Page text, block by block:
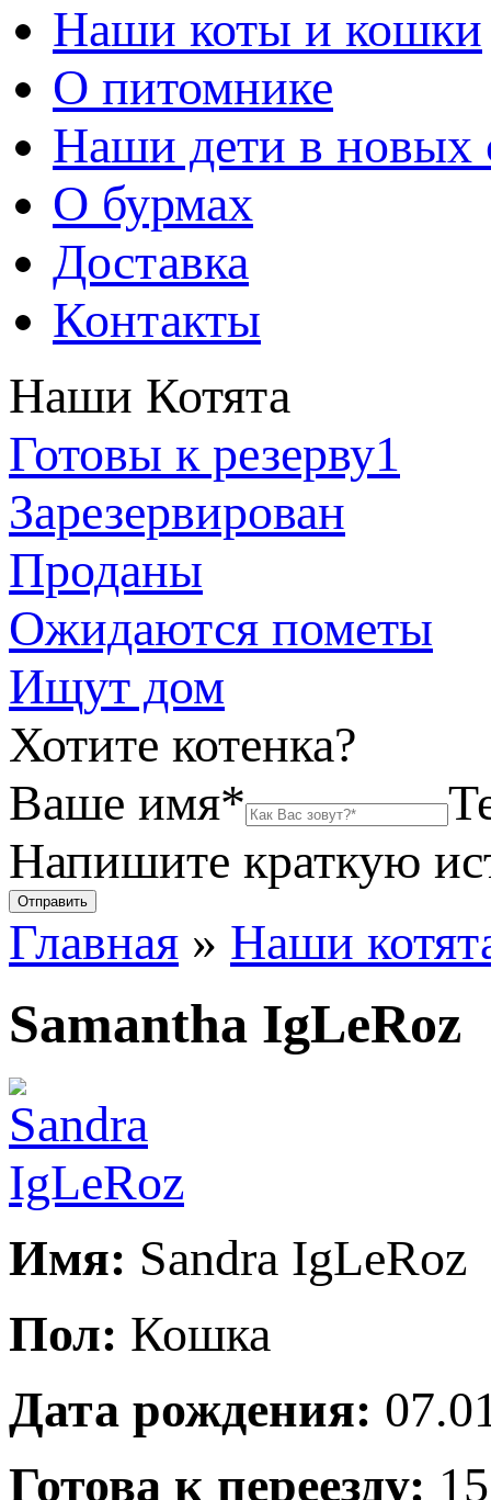
Наши коты и кошки
О питомнике
Наши дети в новых
О бурмах
Доставка
Контакты
Наши Котята
Готовы к резерву1
Зарезервирован
Проданы
Ожидаются пометы
Ищут дом
Хотите котенка?
Ваше имя*
Напишите краткую
Главная » Наши
Samantha IgLeRoz
Имя: Sandra IgLeRoz
Пол: Кошка
Дата рождения:
Готова к переезду: